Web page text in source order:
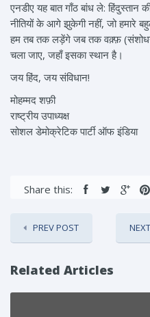
एनडीए यह बात गाँठ बांध ले: हिंदुस्तान
नीतियों के आगे झुकेगी नहीं, जो हमारे
हम तब तक लड़ेंगे जब तक वक़्फ़
चला जाए, जहाँ इसका स्थान है।
जय हिंद, जय संविधान!
मोहम्मद शफ़ी
राष्ट्रीय उपाध्यक्ष
सोशल डेमोक्रेटिक पार्टी ऑफ इंडिया
Share this:
PREV POST
Related Articles